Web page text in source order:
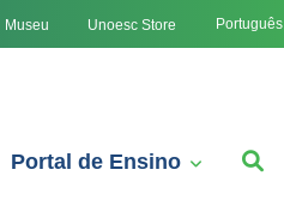
Museu Unoesc Store Português
Portal de Ensino